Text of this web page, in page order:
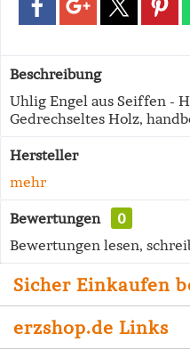
Beschreibung
Uhlig Engel aus Seiffen -
Gedrechseltes Holz,
Hersteller
mehr
Bewertungen
0
Bewertungen lesen,
Sicher Einkaufen
erzshop.de Links